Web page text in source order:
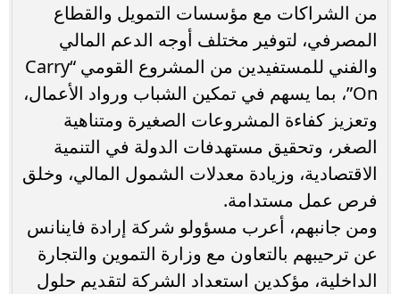
من الشراكات مع مؤسسات التمويل والقطاع
المصرفي، لتوفير مختلف أوجه الدعم المالي
والفني للمستفيدين من المشروع القومي “Carry
On”، بما يسهم في تمكين الشباب ورواد الأعمال،
وتعزيز كفاءة المشروعات الصغيرة ومتناهية
الصغر، وتحقيق مستهدفات الدولة في التنمية
الاقتصادية، وزيادة معدلات الشمول المالي، وخلق
فرص عمل مستدامة.
ومن جانبهم، أعرب مسؤولو شركة إرادة فاينانس
عن ترحيبهم بالتعاون مع وزارة التموين والتجارة
الداخلية، مؤكدين استعداد الشركة لتقديم حلول